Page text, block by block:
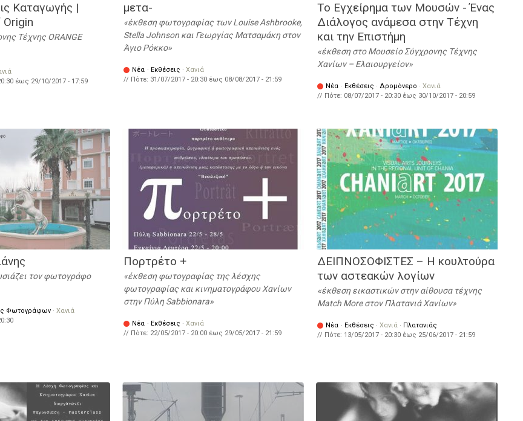
Καταγωγής |
Τέχνης ORANGE
έως 29/10/2017 - 17:59
μετα-
έκθεση φωτογραφίας των Louise Ashbrooke,
Stella Johnson και Γεωργίας Ματσαμάκη στον
Άγιο Ρόκκο
Νέα · Εκθέσεις · Χανιά
// Πότε: 31/07/2017 - 20:30 έως 08/08/2017 - 21:59
Το Εγχείρημα των Μουσών - Ένας
Διάλογος ανάμεσα στην Τέχνη
και την Επιστήμη
έκθεση στο Μουσείο Σύγχρονης Τέχνης
Χανίων – Ελαιουργείον
Νέα · Εκθέσεις · Δρομόνερο · Χανιά
// Πότε: 08/07/2017 - 20:30 έως 30/10/2017 - 20:59
τον φωτογράφο
Φωτογράφων · Χανιά
Πορτρέτο +
έκθεση φωτογραφίας της λέσχης
φωτογραφίας και κινηματογράφου Χανίων
στην Πύλη Sabbionara
Νέα · Εκθέσεις · Χανιά
// Πότε: 22/05/2017 - 20:00 έως 29/05/2017 - 21:59
ΔΕΙΠΝΟΣΟΦΙΣΤΕΣ – Η κουλτούρα
των αστεακών λογίων
έκθεση εικαστικών στην αίθουσα τέχνης
Match More στον Πλατανιά Χανίων
Νέα · Εκθέσεις · Χανιά · Πλατανιάς
// Πότε: 13/05/2017 - 20:30 έως 25/06/2017 - 21:59